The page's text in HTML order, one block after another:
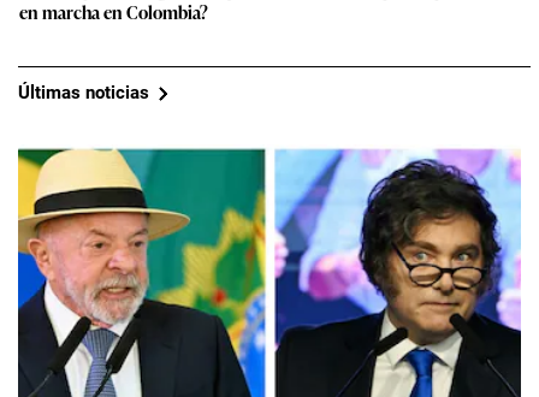
en marcha en Colombia?
Últimas noticias